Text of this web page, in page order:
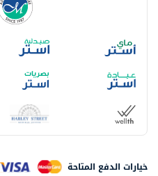
خيارات الدفع المتاحة